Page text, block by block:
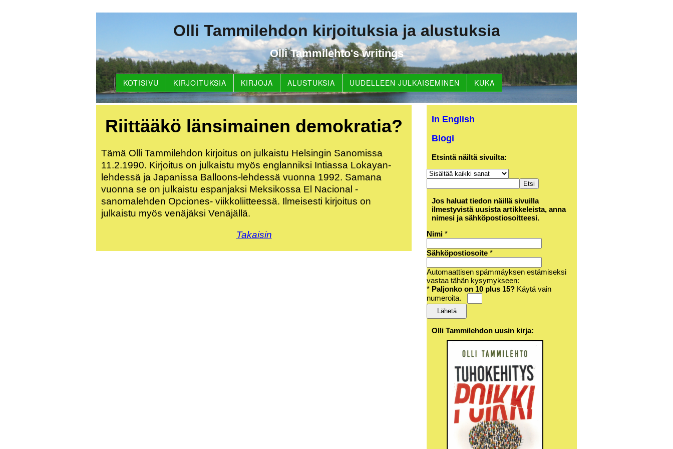
Olli Tammilehdon kirjoituksia ja alustuksia
Olli Tammilehto's writings
KOTISIVU KIRJOITUKSIA KIRJOJA ALUSTUKSIA UUDELLEEN JULKAISEMINEN KUKA
In English
Blogi
Etsintä näiltä sivuilta:
Jos haluat tiedon näillä sivuilla
ilmestyvistä uusista artikkeleista, anna
nimesi ja sähköpostiosoitteesi.
Nimi *
Sähköpostiosoite *
Automaattisen spämmäyksen estämiseksi
vastaa tähän kysymykseen:
* Paljonko on 10 plus 15? Käytä vain
numeroita.
Olli Tammilehdon uusin kirja:
Riittääkö länsimainen demokratia?
Tämä Olli Tammilehdon kirjoitus on julkaistu Helsingin Sanomissa
11.2.1990. Kirjoitus on julkaistu myös englanniksi Intiassa Lokayan-
lehdessä ja Japanissa Balloons-lehdessä vuonna 1992. Samana
vuonna se on julkaistu espanjaksi Meksikossa El Nacional -
sanomalehden Opciones- viikkoliitteessä. Ilmeisesti kirjoitus on
julkaistu myös venäjäksi Venäjällä.
Takaisin